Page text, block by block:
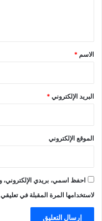
*
الاسم *
البريد الإلكتروني*
الموقع الإلكتروني
احفظ اسمي، بريدي الإلكتروني،
لاستخدامها المرة المقبلة في